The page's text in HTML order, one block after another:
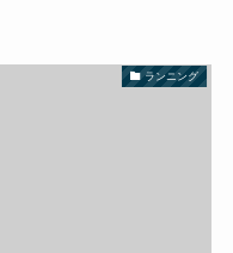
ランニング